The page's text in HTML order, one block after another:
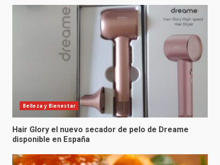
Belleza y Bienestar
Hair Glory el nuevo secador de pelo de Dreame
disponible en España